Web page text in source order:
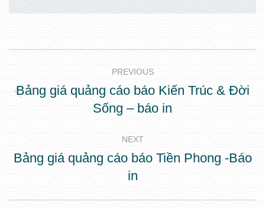
navigation
PREVIOUS
Previous
post:
Bảng giá quảng cáo báo Kiến Trúc & Đời
Sống – báo in
NEXT
Next
post:
Bảng giá quảng cáo báo Tiền Phong -Báo
in